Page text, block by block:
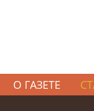
О ГАЗЕТЕ